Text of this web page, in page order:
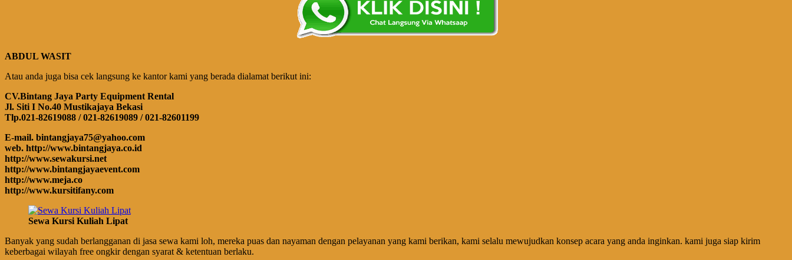
ABDUL WASIT
Atau anda juga bisa cek langsung ke kantor kami yang berada dialamat berikut ini:
CV.Bintang Jaya Party Equipment Rental
Jl. Siti I No.40 Mustikajaya Bekasi
Tlp.021-82619088 / 021-82619089 / 021-82601199
E-mail. bintangjaya75@yahoo.com
web. http://www.bintangjaya.co.id
http://www.sewakursi.net
http://www.bintangjayaevent.com
http://www.meja.co
http://www.kursitifany.com
Sewa Kursi Kuliah Lipat
Banyak yang sudah berlangganan di jasa sewa kami loh, mereka puas dan nayaman dengan pelayanan yang kami berikan, kami selalu mewujudkan konsep acara yang anda inginkan. kami juga siap kirim
keberbagai wilayah free ongkir dengan syarat & ketentuan berlaku.